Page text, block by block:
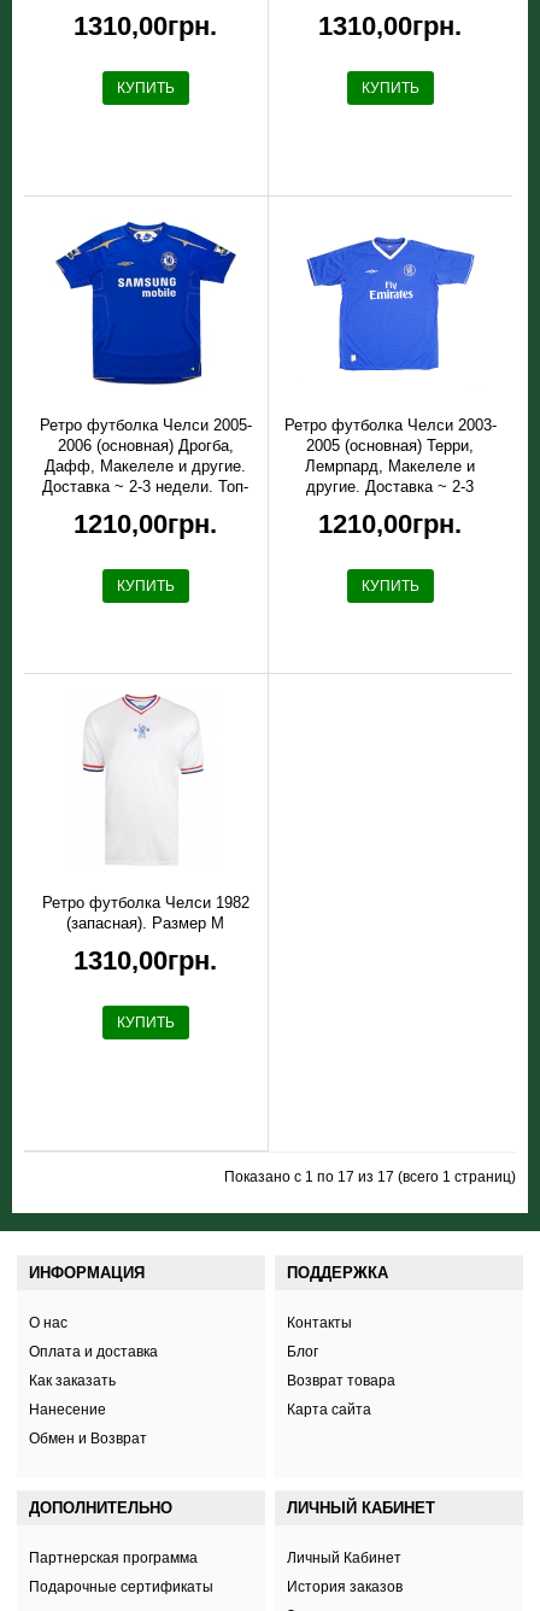
1310,00грн.
КУПИТЬ
1310,00грн.
КУПИТЬ
Ретро футболка Челси 2005-
2006 (основная) Дрогба,
Дафф, Макелеле и другие.
Доставка ~ 2-3 недели. Топ-
1210,00грн.
КУПИТЬ
Ретро футболка Челси 2003-
2005 (основная) Терри,
Лемрпард, Макелеле и
другие. Доставка ~ 2-3
1210,00грн.
КУПИТЬ
Ретро футболка Челси 1982
(запасная). Размер М
1310,00грн.
КУПИТЬ
Показано с 1 по 17 из 17 (всего 1 страниц)
ИНФОРМАЦИЯ
О нас
Оплата и доставка
Как заказать
Нанесение
Обмен и Возврат
ПОДДЕРЖКА
Контакты
Блог
Возврат товара
Карта сайта
ДОПОЛНИТЕЛЬНО
Партнерская программа
Подарочные сертификаты
ЛИЧНЫЙ КАБИНЕТ
Личный Кабинет
История заказов